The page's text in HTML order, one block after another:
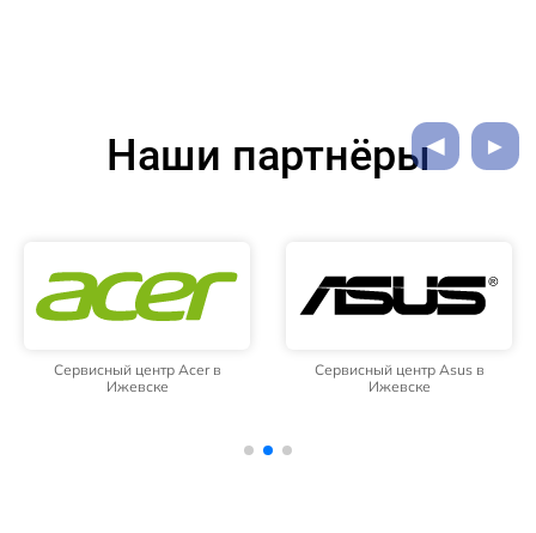
Наши партнёры
Сервисный центр Acer в
Ижевске
Сервисный центр Asus в
Ижевске